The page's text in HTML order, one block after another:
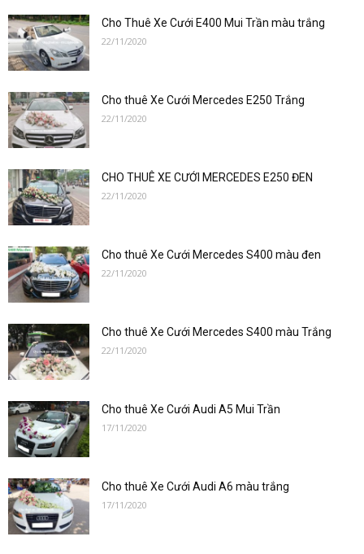
Dat
xe
san
bay|
Cho Thuê Xe Cưới E400 Mui Trần màu trắng
22/11/2020
Cho thuê Xe Cưới Mercedes E250 Trắng
22/11/2020
CHO THUÊ XE CƯỚI MERCEDES E250 ĐEN
22/11/2020
Cho thuê Xe Cưới Mercedes S400 màu đen
22/11/2020
Cho thuê Xe Cưới Mercedes S400 màu Trắng
22/11/2020
Cho thuê Xe Cưới Audi A5 Mui Trần
17/11/2020
Cho thuê Xe Cưới Audi A6 màu trắng
17/11/2020